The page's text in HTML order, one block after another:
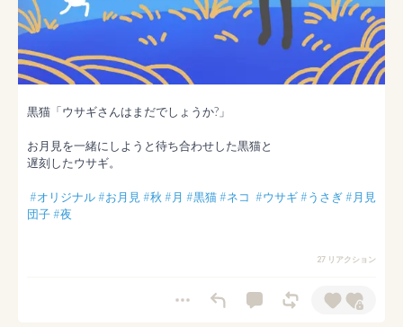
黒猫「ウサギさんはまだでしょうか?」
お月見を一緒にしようと待ち合わせした黒猫と
遅刻したウサギ。
#オリジナル#お月見 #秋 #月 #黒猫#ネコ #ウサギ#うさぎ#月見
団子#夜
27 リアクション